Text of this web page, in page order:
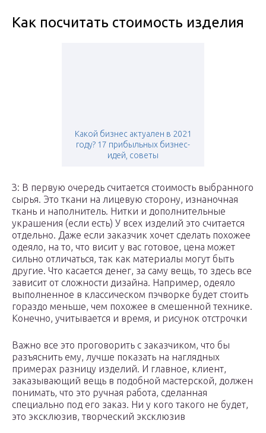
Как посчитать стоимость изделия
Какой бизнес актуален в 2021
году? 17 прибыльных бизнес-
идей, советы
З: В первую очередь считается стоимость выбранного
сырья. Это ткани на лицевую сторону, изнаночная
ткань и наполнитель. Нитки и дополнительные
украшения (если есть) У всех изделий это считается
отдельно. Даже если заказчик хочет сделать похожее
одеяло, на то, что висит у вас готовое, цена может
сильно отличаться, так как материалы могут быть
другие. Что касается денег, за саму вещь, то здесь все
зависит от сложности дизайна. Например, одеяло
выполненное в классическом пэчворке будет стоить
гораздо меньше, чем похожее в смешенной технике.
Конечно, учитывается и время, и рисунок отстрочки
Важно все это проговорить с заказчиком, что бы
разъяснить ему, лучше показать на наглядных
примерах разницу изделий. И главное, клиент,
заказывающий вещь в подобной мастерской, должен
понимать, что это ручная работа, сделанная
специально под его заказ. Ни у кого такого не будет,
это эксклюзив, творческий эксклюзив